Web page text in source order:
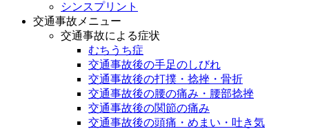
シンスプリント
交通事故メニュー
交通事故による症状
むちうち症
交通事故後の手足のしびれ
交通事故後の打撲・捻挫・骨折
交通事故後の腰の痛み・腰部捻挫
交通事故後の関節の痛み
交通事故後の頭痛・めまい・吐き気